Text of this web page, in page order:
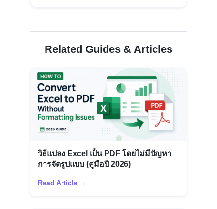
Related Guides & Articles
วิธีแปลง Excel เป็น PDF โดยไม่มีปัญหา
การจัดรูปแบบ (คู่มือปี 2026)
Read Article →